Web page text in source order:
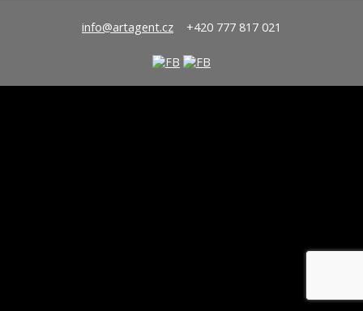
info@artagent.cz+420 777 817 021